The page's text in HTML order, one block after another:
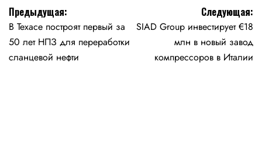
Навигация
по
записям
Предыдущая:
В Техасе построят первый за
50 лет НПЗ для переработки
сланцевой нефти
Следующая:
SIAD Group инвестирует €18
млн в новый завод
компрессоров в Италии